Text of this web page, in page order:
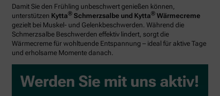
Damit Sie den Frühling unbeschwert genießen können,
unterstützen Kytta® Schmerzsalbe und Kytta® Wärmecreme
gezielt bei Muskel- und Gelenkbeschwerden. Während die
Schmerzsalbe Beschwerden effektiv lindert, sorgt die
Wärmecreme für wohltuende Entspannung – ideal für aktive Tage
und erholsame Momente danach.